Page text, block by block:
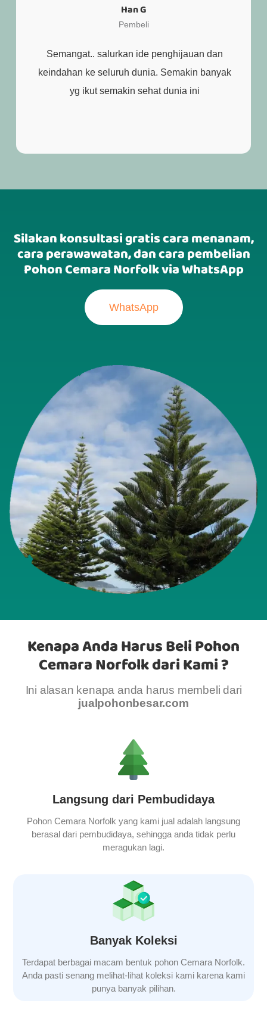
Han G
Pembeli
Semangat.. salurkan ide penghijauan dan
keindahan ke seluruh dunia. Semakin banyak
yg ikut semakin sehat dunia ini
Silakan konsultasi gratis cara menanam,
cara perawawatan, dan cara pembelian
Pohon Cemara Norfolk via WhatsApp
WhatsApp
Kenapa Anda Harus Beli Pohon
Cemara Norfolk dari Kami ?
Ini alasan kenapa anda harus membeli dari
jualpohonbesar.com
Langsung dari Pembudidaya
Pohon Cemara Norfolk yang kami jual adalah langsung
berasal dari pembudidaya, sehingga anda tidak perlu
meragukan lagi.
Banyak Koleksi
Terdapat berbagai macam bentuk pohon Cemara Norfolk.
Anda pasti senang melihat-lihat koleksi kami karena kami
punya banyak pilihan.